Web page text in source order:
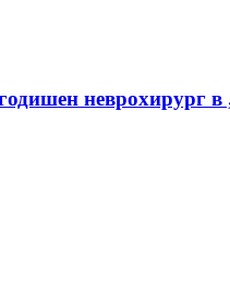
неврохирург